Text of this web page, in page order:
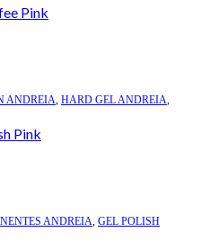
Pink
ANDREIA, HARD GEL ANDREIA,
Pink
ANDREIA, GEL POLISH